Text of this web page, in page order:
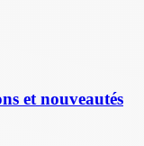
et nouveautés